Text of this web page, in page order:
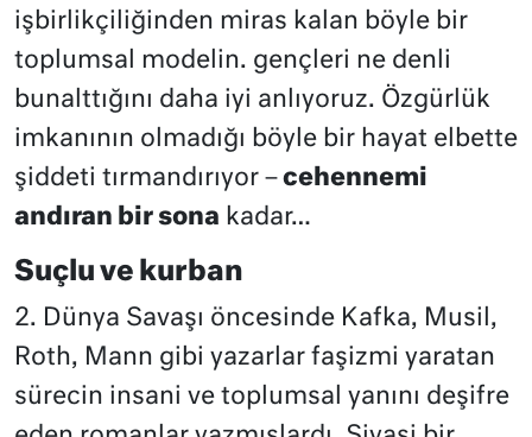
işbirlikçiliğinden miras kalan böyle bir
toplumsal modelin. gençleri ne denli
bunalttığını daha iyi anlıyoruz. Özgürlük
imkanının olmadığı böyle bir hayat elbette
şiddeti tırmandırıyor –cehennemi
andıran bir sona kadar…
Suçlu ve kurban
2. Dünya Savaşı öncesinde Kafka, Musil,
Roth, Mann gibi yazarlar faşizmi yaratan
sürecin insani ve toplumsal yanını deşifre